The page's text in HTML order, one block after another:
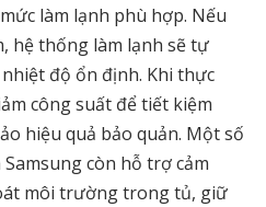
làm lạnh phù hợp. Nếu
hệ thống làm lạnh sẽ tự
độ ổn định. Khi thực
công suất để tiết kiệm
hiệu quả bảo quản. Một số
còn hỗ trợ cảm
môi trường trong tủ, giữ